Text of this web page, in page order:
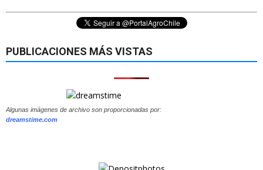
PUBLICACIONES MÁS VISTAS
Algunas imágenes de archivo son proporcionadas por:
dreamstime.com